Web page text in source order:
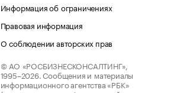
Информация об ограничениях
Правовая информация
О соблюдении авторских прав
© АО «РОСБИЗНЕСКОНСАЛТИНГ»,
1995–2026. Сообщения и материалы
информационного агентства «РБК»